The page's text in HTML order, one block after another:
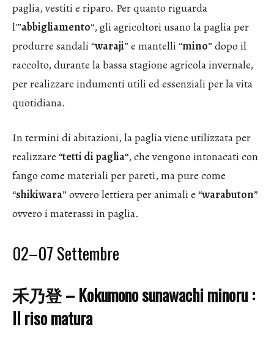
paglia, vestiti e riparo. Per quanto riguarda
l'”abbigliamento“, gli agricoltori usano la paglia per
produrre sandali “waraji” e mantelli “mino” dopo il
raccolto, durante la bassa stagione agricola invernale,
per realizzare indumenti utili ed essenziali per la vita
quotidiana.
In termini di abitazioni, la paglia viene utilizzata per
realizzare “tetti di paglia“, che vengono intonacati con
fango come materiali per pareti, ma pure come
“shikiwara” ovvero lettiera per animali e “warabuton”
ovvero i materassi in paglia.
02–07 Settembre
禾乃登 – Kokumono sunawachi minoru :
Il riso matura